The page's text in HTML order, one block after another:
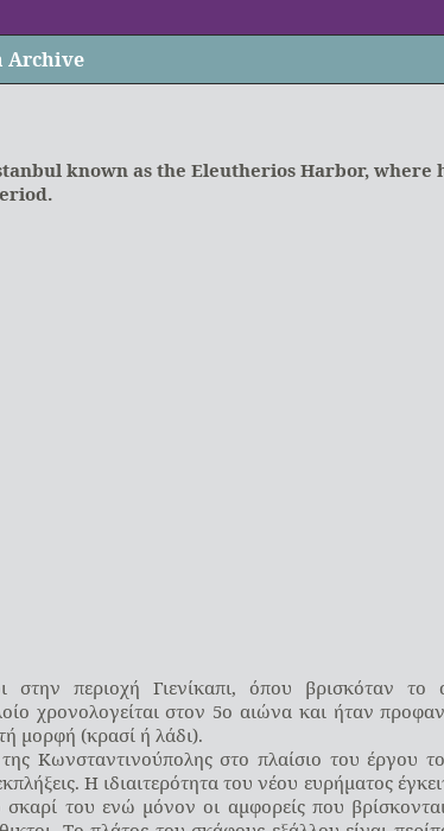
Archive
known as the Eleutherios Harbor, where
περιοχή Γιενίκαπι, όπου βρισκόταν το
χρονολογείται στον 5ο αιώνα και ήταν
μορφή (κρασί ή λάδι).
Κωνσταντινούπολης στο πλαίσιο του έργου
Η ιδιαιτερότητα του νέου ευρήματος
του ενώ μόνον οι αμφορείς που